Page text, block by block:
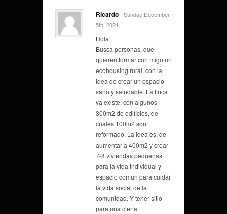
Ricardo- Sunday December
5th, 2021
Hola
Busca personas, que
quieren formar con migo un
ecohousing rural, con la
idea de crear un espacio
sano y saludable. La finca
ya existe, con algunos
300m2 de edificios, de
cuales 100m2 son
reformado. La idea es, de
aumentar a 400m2 y crear
7-8 viviendas pequeñas
para la vida individual y
espacio comun para cuidar
la vida social de la
comunidad. Y tener sitio
para una cierta